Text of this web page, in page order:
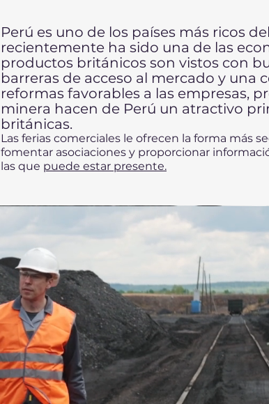
Perú es uno de los países más ricos
recientemente ha sido una de las
productos británicos son vistos con
barreras de acceso al mercado y una
reformas favorables a las empresas,
minera hacen de Perú un atractivo
británicas.
Las ferias comerciales le ofrecen la forma más
fomentar asociaciones y proporcionar
las que puede estar presente.